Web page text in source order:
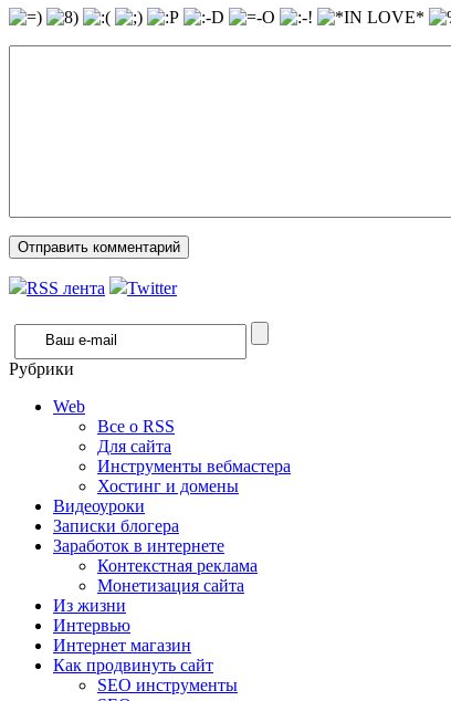
RSS лента
Twitter
Рубрики
Web
Все о RSS
Для сайта
Инструменты вебмастера
Хостинг и домены
Видеоуроки
Записки блогера
Заработок в интернете
Контекстная реклама
Монетизация сайта
Из жизни
Интервью
Интернет магазин
Как продвинуть сайт
SEO инструменты